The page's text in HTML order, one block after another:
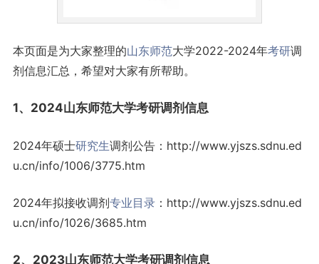
本页面是为大家整理的山东师范大学2022-2024年考研调
剂信息汇总，希望对大家有所帮助。
1、2024山东师范大学考研调剂信息
2024年硕士研究生调剂公告：http://www.yjszs.sdnu.ed
u.cn/info/1006/3775.htm
2024年拟接收调剂专业目录：http://www.yjszs.sdnu.ed
u.cn/info/1026/3685.htm
2、2023山东师范大学考研调剂信息